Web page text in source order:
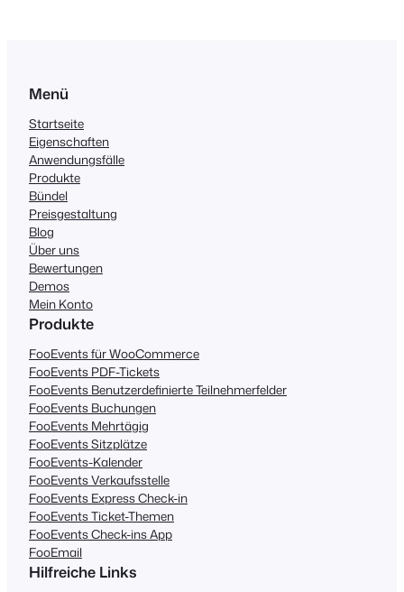
Menü
Startseite
Eigenschaften
Anwendungsfälle
Produkte
Bündel
Preisgestaltung
Blog
Über uns
Bewertungen
Demos
Mein Konto
Produkte
FooEvents für WooCommerce
FooEvents PDF-Tickets
FooEvents Benutzerdefinierte Teilnehmerfelder
FooEvents Buchungen
FooEvents Mehrtägig
FooEvents Sitzplätze
FooEvents-Kalender
FooEvents Verkaufsstelle
FooEvents Express Check-in
FooEvents Ticket-Themen
FooEvents Check-ins App
FooEmail
Hilfreiche Links